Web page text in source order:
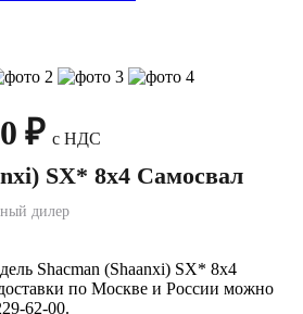
₽с НДС
SX* 8x4 Самосвал
дилер
Shacman (Shaanxi) SX* 8x4
по Москве и России можно
62-00.